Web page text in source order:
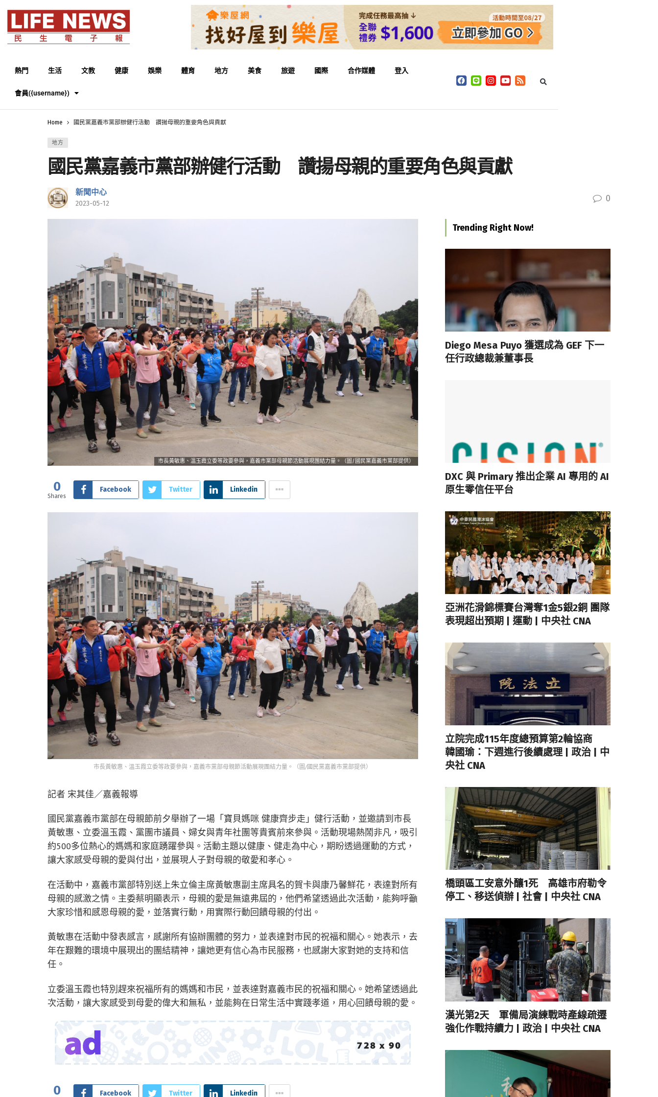
熱門 生活 文教 健康 娛樂 體育 地方 美食 旅遊 國際 合作媒體 登入
會員({username})
Home 國民黨嘉義市黨部辦健行活動 讚揚母親的重要角色與貢獻
地方
國民黨嘉義市黨部辦健行活動 讚揚母親的重要角色與貢獻
新聞中心
2023-05-12 0
市長黃敏惠、溫玉霞立委等政要參與，嘉義市黨部母親節活動展現團結力量。（圖/國民黨嘉義市黨部提供）
0
Shares
Facebook Twitter Linkedin
市長黃敏惠、溫玉霞立委等政要參與，嘉義市黨部母親節活動展現團結力量。（圖/國民黨嘉義市黨部提供）
記者 宋其佳／嘉義報導
國民黨嘉義市黨部在母親節前夕舉辦了一場「寶貝媽咪 健康齊步走」健行活動，並邀請到市長
黃敏惠、立委溫玉霞、黨團市議員、婦女與青年社團等貴賓前來參與。活動現場熱鬧非凡，吸引
約500多位熱心的媽媽和家庭踴躍參與。活動主題以健康、健走為中心，期盼透過運動的方式，
讓大家感受母親的愛與付出，並展現人子對母親的敬愛和孝心。
在活動中，嘉義市黨部特別送上朱立倫主席黃敏惠副主席具名的賀卡與康乃馨鮮花，表達對所有
母親的感激之情。主委蔡明顯表示，母親的愛是無遠弗屆的，他們希望透過此次活動，能夠呼籲
大家珍惜和感恩母親的愛，並落實行動，用實際行動回饋母親的付出。
黃敏惠在活動中發表感言，感謝所有協辦團體的努力，並表達對市民的祝福和關心。她表示，去
年在艱難的環境中展現出的團結精神，讓她更有信心為市民服務，也感謝大家對她的支持和信
任。
立委溫玉霞也特別趕來祝福所有的媽媽和市民，並表達對嘉義市民的祝福和關心。她希望透過此
次活動，讓大家感受到母愛的偉大和無私，並能夠在日常生活中實踐孝道，用心回饋母親的愛。
0 Facebook Twitter Linkedin
Trending Right Now!
Diego Mesa Puyo 獲選成為 GEF 下一
任行政總裁兼董事長
DXC 與 Primary 推出企業 AI 專用的 AI
原生零信任平台
亞洲花滑錦標賽台灣奪1金5銀2銅 團隊
表現超出預期 | 運動 | 中央社 CNA
立院完成115年度總預算第2輪協商
韓國瑜：下週進行後續處理 | 政治 | 中
央社 CNA
橋頭區工安意外釀1死 高雄市府勒令
停工、移送偵辦 | 社會 | 中央社 CNA
漢光第2天 軍備局演練戰時產線疏遷
強化作戰持續力 | 政治 | 中央社 CNA